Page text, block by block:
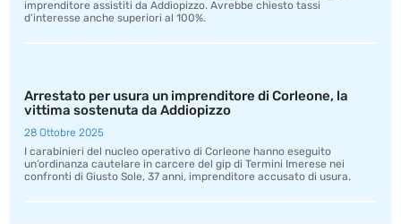
imprenditore assistiti da Addiopizzo. Avrebbe chiesto tassi
d’interesse anche superiori al 100%.
Arrestato per usura un imprenditore di Corleone, la
vittima sostenuta da Addiopizzo
28 Ottobre 2025
I carabinieri del nucleo operativo di Corleone hanno eseguito
un’ordinanza cautelare in carcere del gip di Termini Imerese nei
confronti di Giusto Sole, 37 anni, imprenditore accusato di usura.